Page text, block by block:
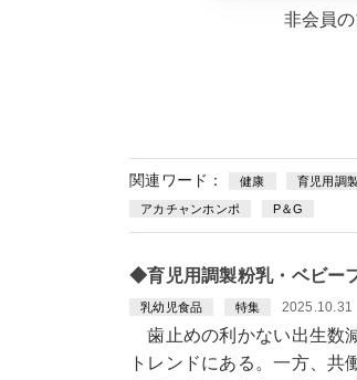
非会員
関連ワード： 健康 育児用調
アカチャンホンポ P＆G
◆育児用調製粉乳・ベビー
乳幼児食品 特集 2025.10.31
歯止めの利かない出生数
トレンドにある。一方、